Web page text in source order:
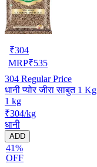
₹304
MRP₹535
304 Regular Price
धानी प्योर जीरा साबुत 1 Kg
1 kg
₹304/kg
धानी
ADD
41%
OFF